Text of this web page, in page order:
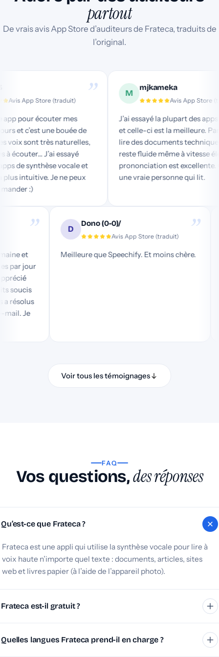
partout
De vrais avis App Store d’auditeurs de Frateca, traduits de
l’original.
App Store (traduit) ”
pour écouter mes
c’est une bouée de
sont très naturelles,
J’ai essayé
de synthèse vocale et
intuitive. Je ne peux
:)
mjkameka
Avis App Store
J’ai essayé la plupart des apps de
et celle-ci est la meilleure.
lire des documents techniques.
reste fluide même à vitesse
prononciation est excellente. On
une vraie personne qui lit.
semaine et
par jour
apprécié
petits soucis
les a résolus
e-mail. Je
D
Dono (0-0)/
Avis App Store (traduit)
Meilleure que Speechify. Et moins chère.
Voir tous les témoignages
FAQ
Vos questions,des réponses
Qu’est-ce que Frateca ?
Frateca est une appli qui utilise la synthèse vocale pour lire à
voix haute n’importe quel texte : documents, articles, sites
web et livres papier (à l’aide de l’appareil photo).
Frateca est-il gratuit ?
limitées. L’appli dispose aussi d’un abonnement premium qui
Quelles langues Frateca prend-il en charge ?